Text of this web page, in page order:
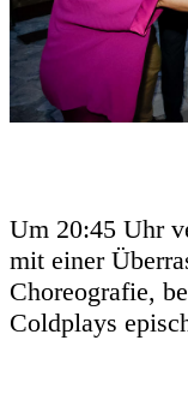
Um 20:45 Uhr
mit einer
Choreografie,
Coldplays